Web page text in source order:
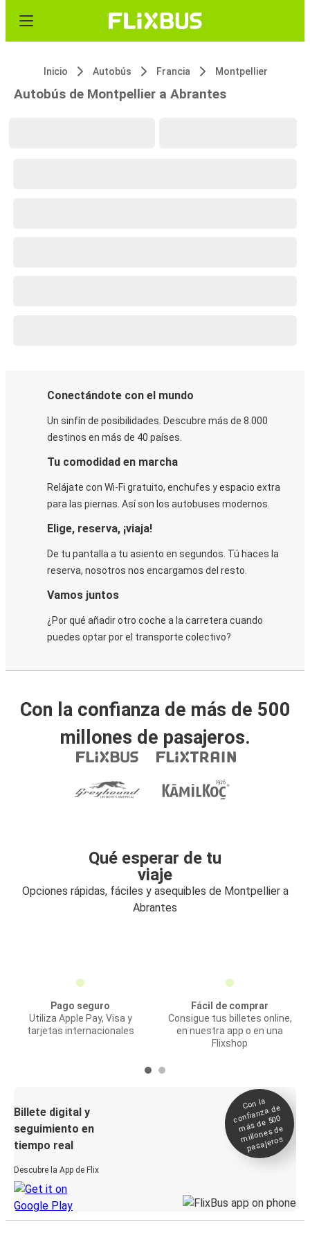
Inicio Autobús Francia Montpellier
Autobús de Montpellier a Abrantes
Conectándote con el mundo
Un sinfín de posibilidades. Descubre más de 8.000
destinos en más de 40 países.
Tu comodidad en marcha
Relájate con Wi-Fi gratuito, enchufes y espacio extra
para las piernas. Así son los autobuses modernos.
Elige, reserva, ¡viaja!
De tu pantalla a tu asiento en segundos. Tú haces la
reserva, nosotros nos encargamos del resto.
Vamos juntos
¿Por qué añadir otro coche a la carretera cuando
puedes optar por el transporte colectivo?
Con la confianza de más de 500
millones de pasajeros.
Qué esperar de tu
viaje
Opciones rápidas, fáciles y asequibles de Montpellier a
Abrantes
Pago seguro
Utiliza Apple Pay, Visa y
tarjetas internacionales
Fácil de comprar
Consigue tus billetes online,
en nuestra app o en una
Flixshop
Billete digital y
seguimiento en
tiempo real
Descubre la App de Flix
Con la
confianza de
más de 500
millones de
pasajeros